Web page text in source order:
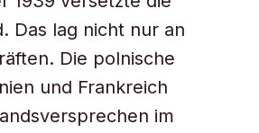
Das lag nicht nur an
Die polnische
und Frankreich
im